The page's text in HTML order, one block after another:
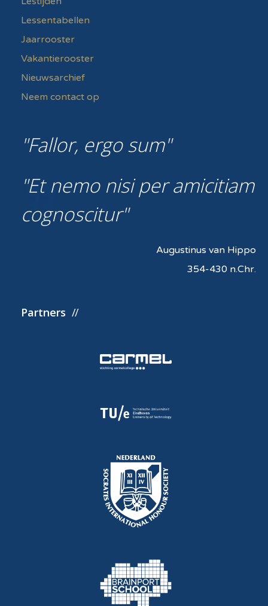
Lessentabellen
Jaarrooster
Vakantierooster
Nieuwsarchief
Neem contact op
Fallor, ergo sum
Et nemo nisi per amicitiam
cognoscitur
Augustinus van Hippo
354-430 n.Chr.
Partners